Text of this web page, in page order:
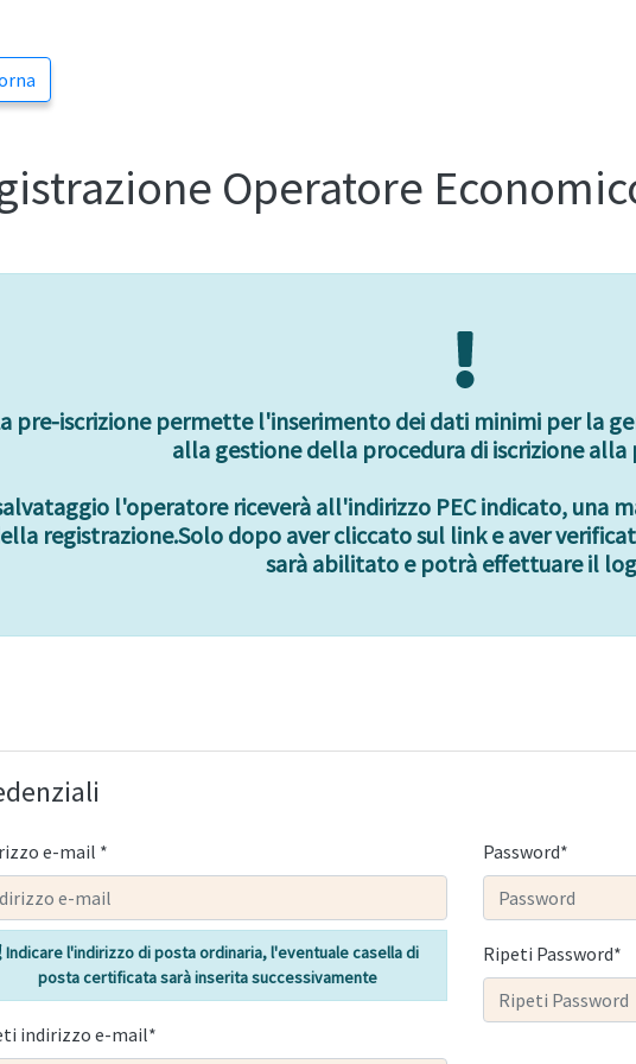
Operatore
pre-iscrizione permette l'inserimento dei dati minimi per la
alla gestione della procedura di iscrizione
l'operatore riceverà all'indirizzo PEC indicato, una
registrazione.Solo dopo aver cliccato sul link e aver
sarà abilitato e potrà effettuare il
e-mail *
Indicare l'indirizzo di posta ordinaria, l'eventuale casella di
posta certificata sarà inserita successivamente
indirizzo e-mail*
Password*
Ripeti Password*